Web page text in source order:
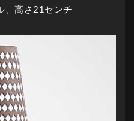
、高さ21センチ